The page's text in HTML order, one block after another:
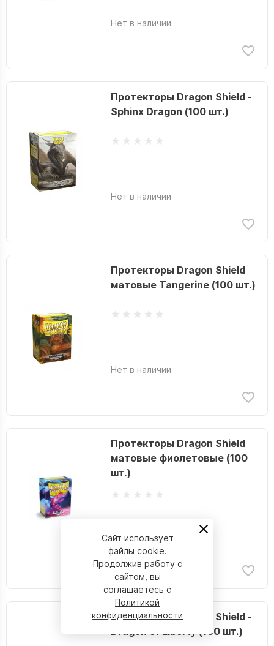
Нет в наличии
Протекторы Dragon Shield -
Sphinx Dragon (100 шт.)
Нет в наличии
Протекторы Dragon Shield
матовые Tangerine (100 шт.)
Нет в наличии
Протекторы Dragon Shield
матовые фиолетовые (100
шт.)
Нет в наличии
Протекторы Dragon Shield -
Dragon of Liberty (100 шт.)
Сайт использует
файлы cookie.
Продолжив работу с
сайтом, вы
соглашаетесь с
Политикой
конфиденциальности